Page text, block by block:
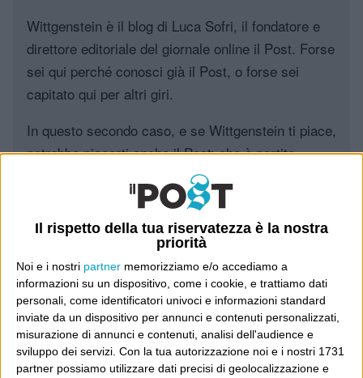
Il rispetto della tua riservatezza è la nostra
priorità
Noi e i nostri partner memorizziamo e/o accediamo a
informazioni su un dispositivo, come i cookie, e trattiamo dati
personali, come identificatori univoci e informazioni standard
inviate da un dispositivo per annunci e contenuti personalizzati,
misurazione di annunci e contenuti, analisi dell'audience e
sviluppo dei servizi. Con la tua autorizzazione noi e i nostri 1731
partner possiamo utilizzare dati precisi di geolocalizzazione e
Wittgenstein è il blog di Luca Sofri, il fondatore e
direttore editoriale del giornale online il Post. Forse
sei qui perché conosci già il Post, o forse sei
capitato qui per altri giri.
In questo secondo caso, e se Wittgenstein ti piace,
potrebbe piacerti anche il Post: che è partito
proprio da qui, e dal voler portare gli approcci di
questo blog dentro a un progetto più grande.
Poi il Post è cresciuto ed è diventato anche altro:
un progetto giornalistico che prosegue da oltre 16
anni, grazie a chi lo scopre, lo apprezza e lo
consiglia in giro.
Leggi il Post, magari ti piace